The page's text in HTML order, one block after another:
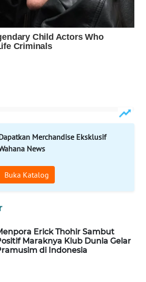
Merchandise Eksklusif
News
Buka Katalog
Erick Thohir Sambut
Maraknya Klub Dunia Gelar
di Indonesia